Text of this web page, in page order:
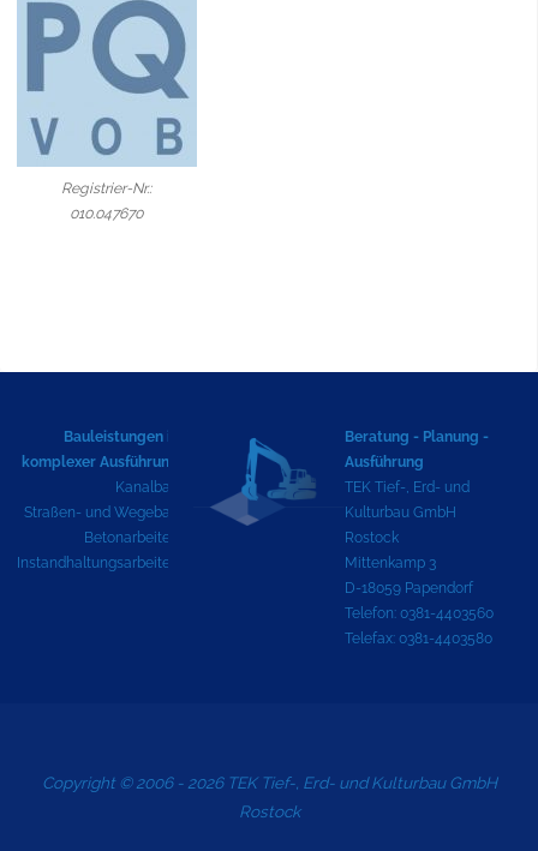
Registrier-Nr.:
010.047670
Bauleistungen in
komplexer Ausführung
Kanalbau
Straßen- und Wegebau
Betonarbeiten
Instandhaltungsarbeiten
Beratung - Planung -
Ausführung
TEK Tief-, Erd- und
Kulturbau GmbH
Rostock
Mittenkamp 3
D-18059 Papendorf
Telefon: 0381-4403560
Telefax: 0381-4403580
Copyright © 2006 - 2026 TEK Tief-, Erd- und Kulturbau GmbH
Rostock